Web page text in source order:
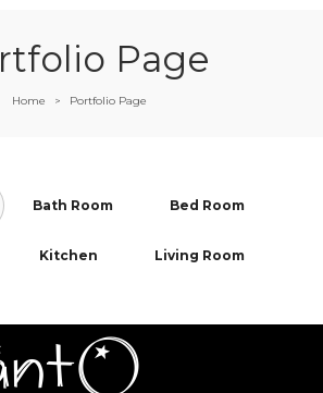
Page
Home > Portfolio Page
Bath Room Bed Room
Kitchen Living Room